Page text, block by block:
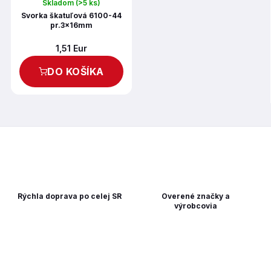
Skladom (>5 ks)
Svorka škatuľová 6100-44
pr.3x16mm
1,51 Eur
DO KOŠÍKA
Overené značky a
výrobcovia
Rýchla doprava po celej SR